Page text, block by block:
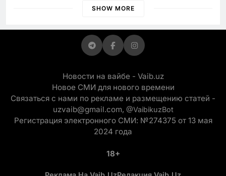
просить «кашу без сахара»
SHOW MORE
Новости на вайбе - Vaib.uz
Новое СМИ для нового времени
Связаться с нами по рекламе и размещению статей -
uzvaib@gmail.com, @VaibikuzBot
Регистрация электронного СМИ: №274375 от 13 мая
2024 года
18+